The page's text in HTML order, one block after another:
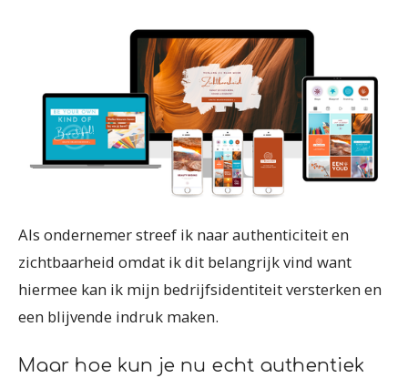
Als ondernemer streef ik naar authenticiteit en
zichtbaarheid omdat ik dit belangrijk vind want
hiermee kan ik mijn bedrijfsidentiteit versterken en
een blijvende indruk maken.
Maar hoe kun je nu echt authentiek